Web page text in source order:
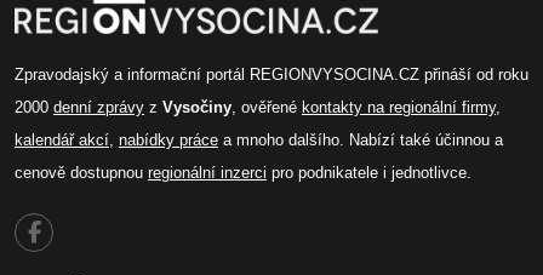
Zpravodajský a informační portál REGIONVYSOCINA.CZ přináší od roku
2000 denní zprávy z Vysočiny , ověřené kontakty na regionální firmy,
kalendář akcí nabídky práce a mnoho dalšího. Nabízí také účinnou a
cenově dostupnou regionální inzerci pro podnikatele i jednotlivce.